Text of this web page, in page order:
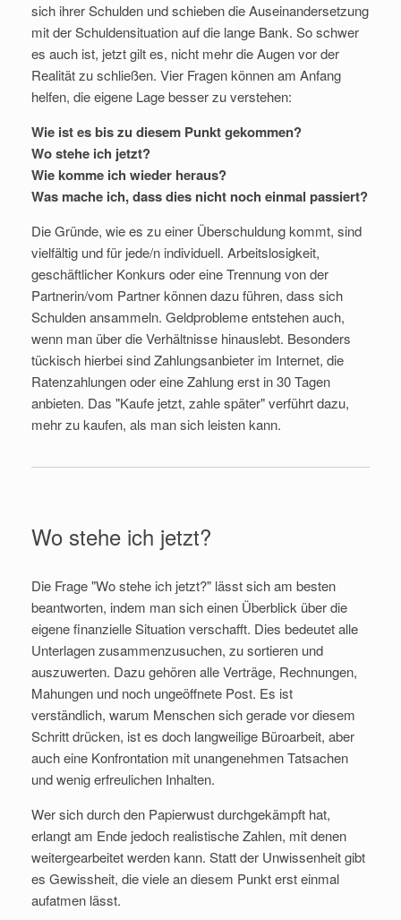
sich ihrer Schulden und schieben die Auseinandersetzung
mit der Schuldensituation auf die lange Bank. So schwer
es auch ist, jetzt gilt es, nicht mehr die Augen vor der
Realität zu schließen. Vier Fragen können am Anfang
helfen, die eigene Lage besser zu verstehen:
Wie ist es bis zu diesem Punkt gekommen?
Wo stehe ich jetzt?
Wie komme ich wieder heraus?
Was mache ich, dass dies nicht noch einmal passiert?
Die Gründe, wie es zu einer Überschuldung kommt, sind
vielfältig und für jede/n individuell. Arbeitslosigkeit,
geschäftlicher Konkurs oder eine Trennung von der
Partnerin/vom Partner können dazu führen, dass sich
Schulden ansammeln. Geldprobleme entstehen auch,
wenn man über die Verhältnisse hinauslebt. Besonders
tückisch hierbei sind Zahlungsanbieter im Internet, die
Ratenzahlungen oder eine Zahlung erst in 30 Tagen
anbieten. Das "Kaufe jetzt, zahle später" verführt dazu,
mehr zu kaufen, als man sich leisten kann.
Wo stehe ich jetzt?
Die Frage "Wo stehe ich jetzt?" lässt sich am besten
beantworten, indem man sich einen Überblick über die
eigene finanzielle Situation verschafft. Dies bedeutet alle
Unterlagen zusammenzusuchen, zu sortieren und
auszuwerten. Dazu gehören alle Verträge, Rechnungen,
Mahungen und noch ungeöffnete Post. Es ist
verständlich, warum Menschen sich gerade vor diesem
Schritt drücken, ist es doch langweilige Büroarbeit, aber
auch eine Konfrontation mit unangenehmen Tatsachen
und wenig erfreulichen Inhalten.
Wer sich durch den Papierwust durchgekämpft hat,
erlangt am Ende jedoch realistische Zahlen, mit denen
weitergearbeitet werden kann. Statt der Unwissenheit gibt
es Gewissheit, die viele an diesem Punkt erst einmal
aufatmen lässt.